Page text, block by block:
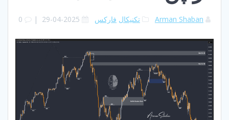
Arman Shaban تکنیکال فارکس 2025-04-29
|
0